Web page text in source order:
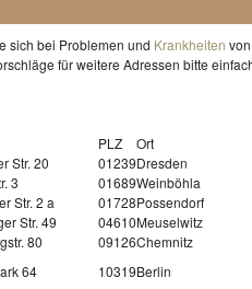
sich bei Problemen und Krankheiten
für weitere Adressen bitte
PLZ Ort
Str. 20 01239Dresden
3 01689Weinböhla
Str. 2 a 01728Possendorf
Str. 49 04610Meuselwitz
80 09126Chemnitz
64 10319Berlin